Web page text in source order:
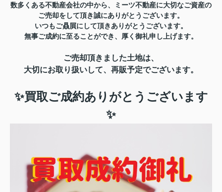
数多くある不動産会社の中から、ミーツ不動産に大切なご資産の
ご売却をして頂き誠にありがとうございます。
いつもご贔屓にして頂きありがとうございます。
無事ご成約に至ることができ、厚く御礼申し上げます。
ご売却頂きました土地は、
大切にお取り扱いして、 再販予定でございます。
✨買取ご成約ありがとうございます
✨